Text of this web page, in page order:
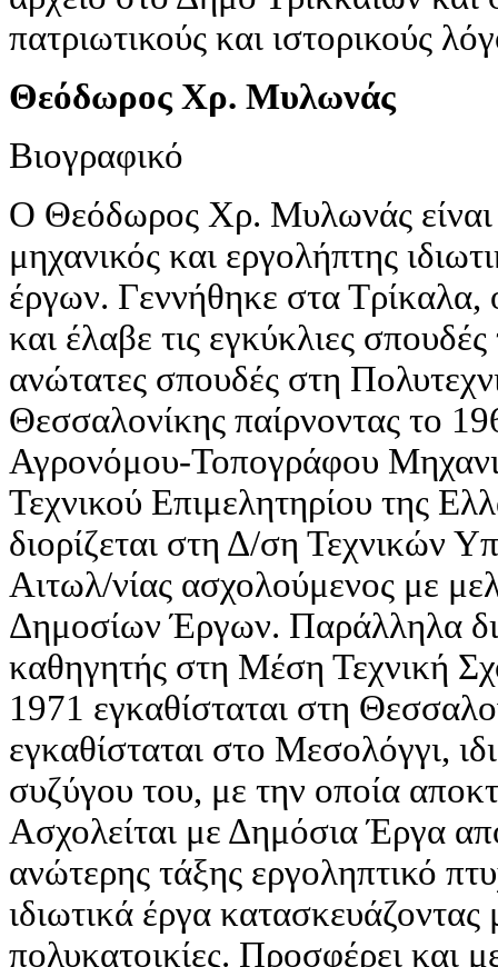
πατριωτικούς και ιστορικούς
Θεόδωρος Χρ. Μυλωνάς
Βιογραφικό
Ο Θεόδωρος Χρ. Μυλωνάς
μηχανικός και εργολήπτης
έργων. Γεννήθηκε στα
και έλαβε τις εγκύκλιες
ανώτατες σπουδές στη
Θεσσαλονίκης παίρνοντας το
Αγρονόμου-Τοπογράφου
Τεχνικού Επιμελητηρίου της
διορίζεται στη Δ/ση Τεχνικών
Αιτωλ/νίας ασχολούμενος με
Δημοσίων Έργων. Παράλληλα
καθηγητής στη Μέση Τεχνική
1971 εγκαθίσταται στη
εγκαθίσταται στο Μεσολόγγι,
συζύγου του, με την οποία
Ασχολείται με Δημόσια Έργα
ανώτερης τάξης εργοληπτικό
ιδιωτικά έργα κατασκευάζοντας
πολυκατοικίες. Προσφέρει και